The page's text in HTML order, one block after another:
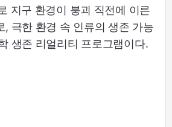
지구 환경이 붕괴 직전에 이른
, 극한 환경 속 인류의 생존 가능
생존 리얼리티 프로그램이다.